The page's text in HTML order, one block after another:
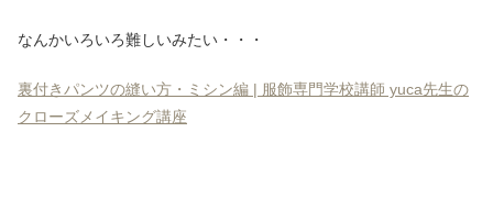
なんかいろいろ難しいみたい・・・
裏付きパンツの縫い方・ミシン編 | 服飾専門学校講師 yuca先生の
クローズメイキング講座